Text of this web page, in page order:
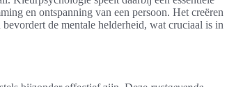
en ontspanning van een persoon. Het creëren
de mentale helderheid, wat cruciaal is in